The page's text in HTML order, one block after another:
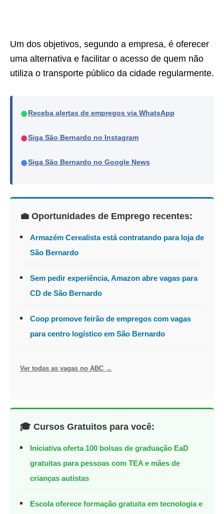
Um dos objetivos, segundo a empresa, é oferecer
uma alternativa e facilitar o acesso de quem não
utiliza o transporte público da cidade regularmente.
● Receba alertas de empregos via WhatsApp
●Siga São Bernardo no Instagram
●Siga São Bernardo no Google News
💼 Oportunidades de Emprego recentes:
Armazém Cerealista está contratando para loja de
São Bernardo
Sem pedir experiência, Amazon abre vagas para
CD de São Bernardo
Coop promove feirão de empregos com vagas
para centro logístico em São Bernardo
Ver todas as vagas no ABC →
🎓 Cursos Gratuitos para você:
Iniciativa oferta 100 bolsas de graduação EaD
gratuitas para pessoas com TEA e mães de
crianças autistas
Escola oferece formação gratuita em tecnologia e